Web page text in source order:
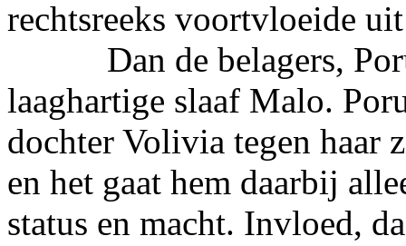
rechtsreeks voortvloeide
Dan de belagers,
laaghartige slaaf Malo.
dochter Volivia tegen haar
en het gaat hem daarbij
status en macht. Invloed,